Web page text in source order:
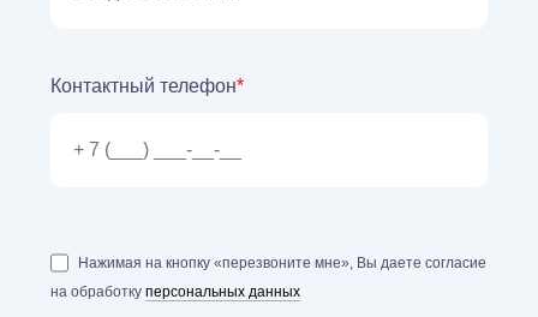
Контактный телефон*
Нажимая на кнопку «перезвоните мне», Вы даете согласие
на обработку персональных данных